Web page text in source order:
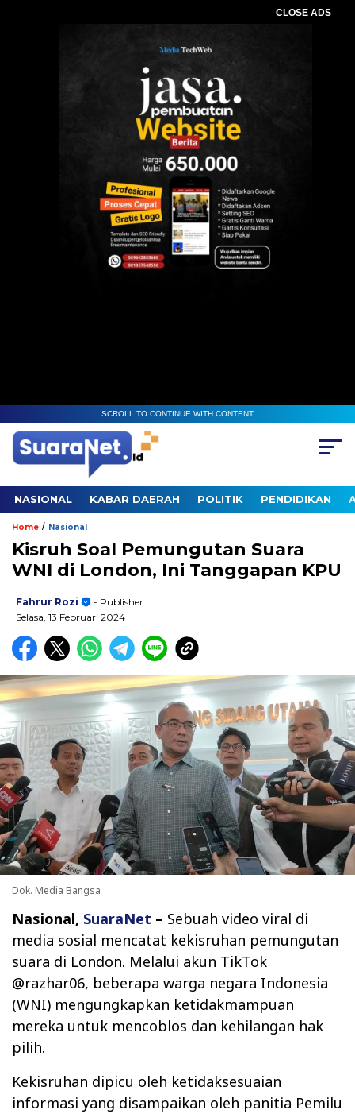
CLOSE ADS
SCROLL TO CONTINUE WITH CONTENT
NASIONAL KABAR DAERAH POLITIK PENDIDIKAN
Home / Nasional
Kisruh Soal Pemungutan Suara
WNI di London, Ini Tanggapan KPU
Fahrur Rozi
- Publisher
Selasa, 13 Februari 2024
Dok. Media Bangsa
Nasional, SuaraNet – Sebuah video viral di
media sosial mencatat kekisruhan pemungutan
suara di London. Melalui akun TikTok
@razhar06, beberapa warga negara Indonesia
(WNI) mengungkapkan ketidakmampuan
mereka untuk mencoblos dan kehilangan hak
pilih.
Kekisruhan dipicu oleh ketidaksesuaian
informasi yang disampaikan oleh panitia Pemilu